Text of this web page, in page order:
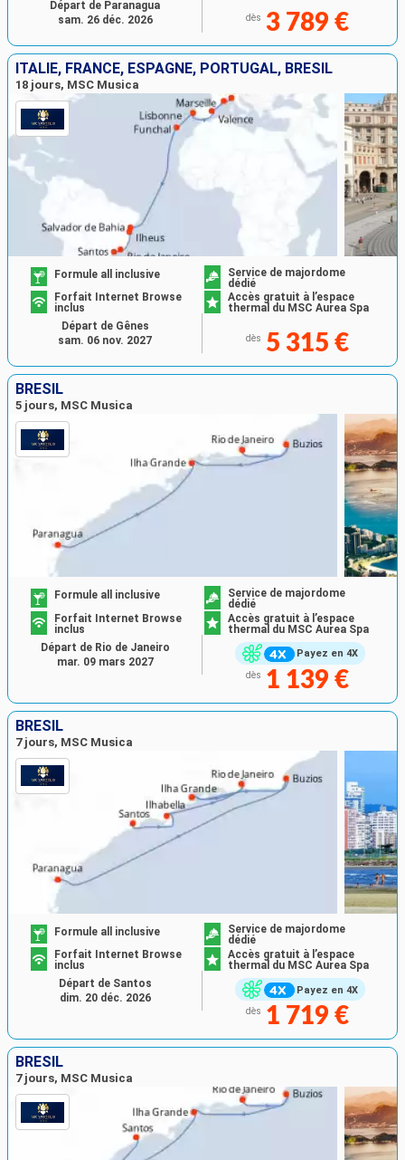
dès 3 789 €
Départ de Paranagua
sam. 26 déc. 2026
ITALIE, FRANCE, ESPAGNE, PORTUGAL, BRÉSIL
18 jours, MSC Musica
Formule all inclusive
Service de majordome
dédié
Forfait Internet Browse
inclus
Accès gratuit à l’espace
thermal du MSC Aurea Spa
dès 5 315 €
Départ de Gênes
sam. 06 nov. 2027
BRÉSIL
5 jours, MSC Musica
Payez en 4X
Formule all inclusive
Service de majordome
dédié
Forfait Internet Browse
inclus
Accès gratuit à l’espace
thermal du MSC Aurea Spa
dès 1 139 €
Départ de Rio de Janeiro
mar. 09 mars 2027
BRÉSIL
7 jours, MSC Musica
Payez en 4X
Formule all inclusive
Service de majordome
dédié
Forfait Internet Browse
inclus
Accès gratuit à l’espace
thermal du MSC Aurea Spa
dès 1 719 €
Départ de Santos
dim. 20 déc. 2026
BRÉSIL
7 jours, MSC Musica